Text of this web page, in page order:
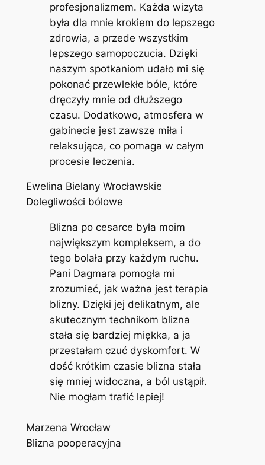
profesjonalizmem. Każda wizyta
była dla mnie krokiem do lepszego
zdrowia, a przede wszystkim
lepszego samopoczucia. Dzięki
naszym spotkaniom udało mi się
pokonać przewlekłe bóle, które
dręczyły mnie od dłuższego
czasu. Dodatkowo, atmosfera w
gabinecie jest zawsze miła i
relaksująca, co pomaga w całym
procesie leczenia.
Ewelina Bielany Wrocławskie
Dolegliwości bólowe
Blizna po cesarce była moim
największym kompleksem, a do
tego bolała przy każdym ruchu.
Pani Dagmara pomogła mi
zrozumieć, jak ważna jest terapia
blizny. Dzięki jej delikatnym, ale
skutecznym technikom blizna
stała się bardziej miękka, a ja
przestałam czuć dyskomfort. W
dość krótkim czasie blizna stała
się mniej widoczna, a ból ustąpił.
Nie mogłam trafić lepiej!
Marzena Wrocław
Blizna pooperacyjna